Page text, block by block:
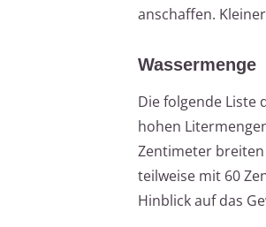
anschaffen.
Wassermenge
Die folgende Liste
hohen
Zentimeter breiten
teilweise mit 60
Hinblick auf das